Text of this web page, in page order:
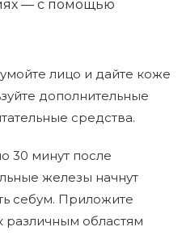
— с помощью
лицо и дайте коже
дополнительные
средства.
30 минут после
железы начнут
себум. Приложите
различным областям